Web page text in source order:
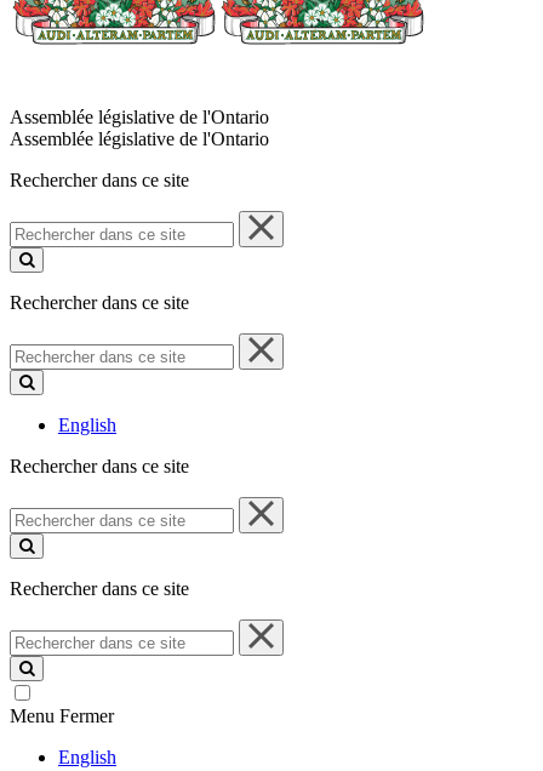
Assemblée législative de l'Ontario
Assemblée législative de l'Ontario
Rechercher dans ce site
Rechercher
dans
ce
Rechercher dans ce site
Rechercher
dans
ce
English
Rechercher dans ce site
Rechercher
dans
ce
Rechercher dans ce site
Rechercher
dans
ce
site
Menu Fermer
English